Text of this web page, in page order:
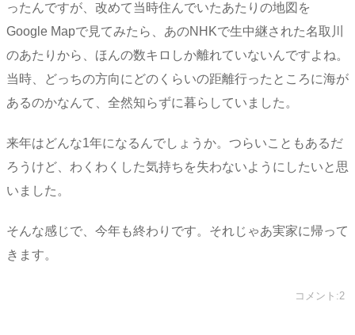
ったんですが、改めて当時住んでいたあたりの地図を
Google Mapで見てみたら、あのNHKで生中継された名取川
のあたりから、ほんの数キロしか離れていないんですよね。
当時、どっちの方向にどのくらいの距離行ったところに海が
あるのかなんて、全然知らずに暮らしていました。
来年はどんな1年になるんでしょうか。つらいこともあるだ
ろうけど、わくわくした気持ちを失わないようにしたいと思
いました。
そんな感じで、今年も終わりです。それじゃあ実家に帰って
きます。
コメント:2